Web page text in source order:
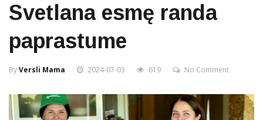
Svetlana esmę randa
paprastume
ByVersli Mama 2024-07-03 619 No Comment